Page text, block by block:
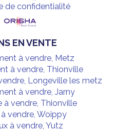
de confidentialité
EN VENTE
à vendre, Metz
à vendre, Thionville
Longeville les metz
à vendre, Jarny
à vendre, Thionville
à vendre, Woippy
à vendre, Yutz